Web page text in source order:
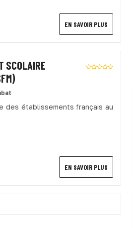
EN SAVOIR PLUS
SCOLAIRE
des établissements français au
EN SAVOIR PLUS